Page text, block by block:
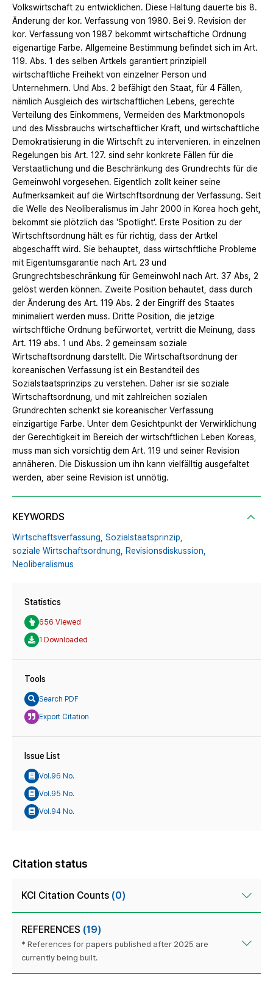
Volkswirtschaft zu entwicklichen. Diese Haltung dauerte bis 8.
Änderung der kor. Verfassung von 1980. Bei 9. Revision der
kor. Verfassung von 1987 bekommt wirtschaftiche Ordnung
eigenartige Farbe. Allgemeine Bestimmung befindet sich im Art.
119. Abs. 1 des selben Artkels garantiert prinzipiell
wirtschaftliche Freihekt von einzelner Person und
Unternehmern. Und Abs. 2 befähigt den Staat, für 4 Fällen,
nämlich Ausgleich des wirtschaftlichen Lebens, gerechte
Verteilung des Einkommens, Vermeiden des Marktmonopols
und des Missbrauchs wirtschaftlicher Kraft, und wirtschaftliche
Demokratisierung in die Wirtschft zu intervenieren. in einzelnen
Regelungen bis Art. 127. sind sehr konkrete Fällen für die
Verstaatlichung und die Beschränkung des Grundrechts für die
Gemeinwohl vorgesehen. Eigentlich zollt keiner seine
Aufmerksamkeit auf die Wirtschftsordnung der Verfassung. Seit
die Welle des Neoliberalismus im Jahr 2000 in Korea hoch geht,
bekommt sie plötzlich das 'Spotlight'. Erste Position zu der
Wirtschftsordnung hält es für richtig, dass der Artkel
abgeschafft wird. Sie behauptet, dass wirtschftliche Probleme
mit Eigentumsgarantie nach Art. 23 und
Grungrechtsbeschränkung für Gemeinwohl nach Art. 37 Abs, 2
gelöst werden können. Zweite Position behautet, dass durch
der Änderung des Art. 119 Abs. 2 der Eingriff des Staates
minimaliert werden muss. Dritte Position, die jetzige
wirtschftliche Ordnung befürwortet, vertritt die Meinung, dass
Art. 119 abs. 1 und Abs. 2 gemeinsam soziale
Wirtschaftsordnung darstellt. Die Wirtschaftsordnung der
koreanischen Verfassung ist ein Bestandteil des
Sozialstaatsprinzips zu verstehen. Daher isr sie soziale
Wirtschaftsordnung, und mit zahlreichen sozialen
Grundrechten schenkt sie koreanischer Verfassung
einzigartige Farbe. Unter dem Gesichtpunkt der Verwirklichung
der Gerechtigkeit im Bereich der wirtschftlichen Leben Koreas,
muss man sich vorsichtig dem Art. 119 und seiner Revision
annäheren. Die Diskussion um ihn kann vielfälltig ausgefaltet
werden, aber seine Revision ist unnötig.
KEYWORDS
Wirtschaftsverfassung, Sozialstaatsprinzip,
soziale Wirtschaftsordnung, Revisionsdiskussion,
Neoliberalismus
Statistics
656 Viewed
1 Downloaded
Tools
Search PDF
Export Citation
Issue List
Vol.96 No.
Vol.95 No.
Vol.94 No.
Citation status
KCI Citation Counts (0)
REFERENCES (19)
* References for papers published after 2025 are
currently being built.